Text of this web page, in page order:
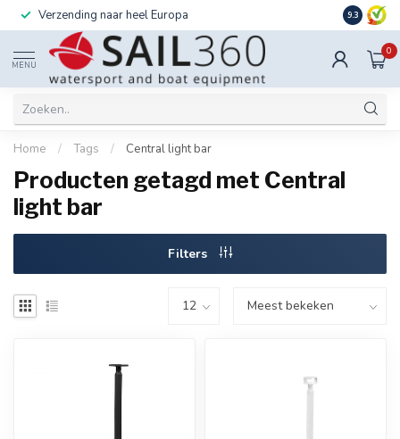
Verzending naar heel Europa Ook
9.3
MENU
0
Home / Tags / Central light bar
Producten getagd met Central
light bar
Filters